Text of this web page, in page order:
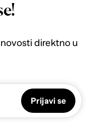
direktno u
Prijavi se